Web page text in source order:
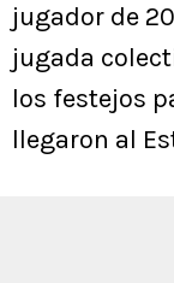
jugador de
jugada
los festejos
llegaron al